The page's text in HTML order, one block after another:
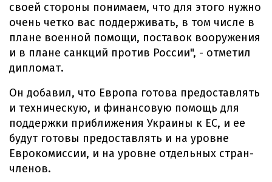
своей стороны понимаем, что для этого нужно
очень четко вас поддерживать, в том числе в
плане военной помощи, поставок вооружения
и в плане санкций против России", - отметил
дипломат.
Он добавил, что Европа готова предоставлять
и техническую, и финансовую помощь для
поддержки приближения Украины к ЕС, и ее
будут готовы предоставлять и на уровне
Еврокомиссии, и на уровне отдельных стран-
членов.